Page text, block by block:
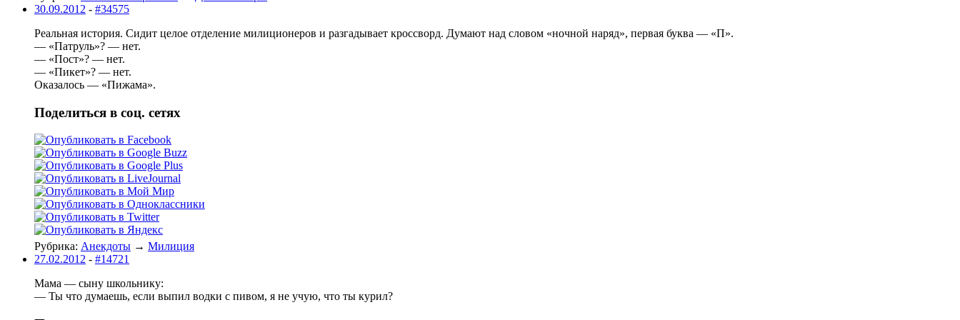
30.09.2012 - #34575
Реальная история. Сидит целое отделение милиционеров и разгадывает кроссворд. Думают над словом «ночной наряд», первая буква — «П».
— «Патруль»? — нет.
— «Пост»? — нет.
— «Пикет»? — нет.
Оказалось — «Пижама».
Поделиться в соц. сетях
Рубрика: Анекдоты → Милиция
27.02.2012 - #14721
Мама — сыну школьнику:
— Ты что думаешь, если выпил водки с пивом, я не учую, что ты курил?